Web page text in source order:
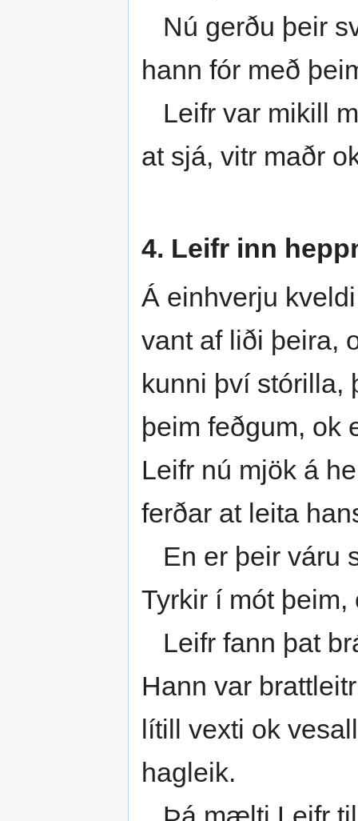
Nú gerðu þeir
hann fór með
Leifr var mikill
at sjá, vitr maðr
4. Leifr inn
Á einhverju
vant af liði þeira,
kunni því stórilla,
þeim feðgum, ok
Leifr nú mjök á
ferðar at leita
En er þeir váru
Tyrkir í mót
Leifr fann þat
Hann var
lítill vexti ok
hagleik.